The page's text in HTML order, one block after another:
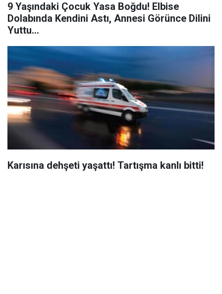
9 Yaşındaki Çocuk Yasa Boğdu! Elbise
Dolabında Kendini Astı, Annesi Görünce Dilini
Yuttu...
Karısına dehşeti yaşattı! Tartışma kanlı bitti!